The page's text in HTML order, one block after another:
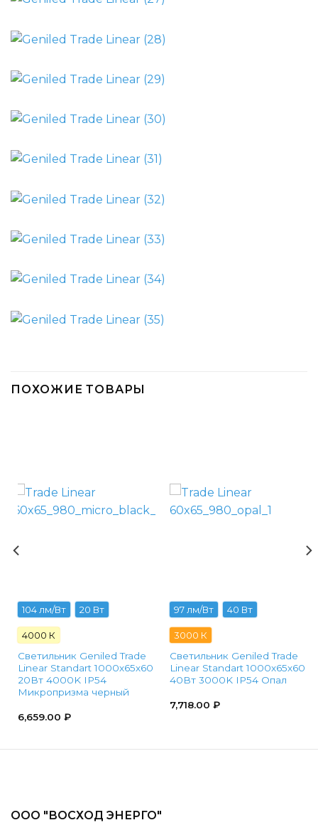
ПОХОЖИЕ ТОВАРЫ
104 лм/Вт 20 Вт
4000 К
Светильник Geniled Trade
Linear Standart 1000х65х60
20Вт 4000K IP54
Микропризма черный
6,659.00 ₽
97 лм/Вт 40 Вт
3000 К
Светильник Geniled Trade
Linear Standart 1000х65х60
40Вт 3000K IP54 Опал
7,718.00 ₽
ООО "ВОСХОД ЭНЕРГО"